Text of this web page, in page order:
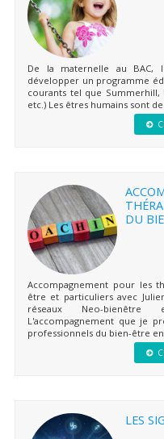
De la maternelle au BAC,
développer un programme
courants tel que Summerhill,
etc.) Les êtres humains sont de
DU
Accompagnement pour les
être et particuliers avec
réseaux Neo-
L'accompagnement que je
professionnels du bien-être
LES